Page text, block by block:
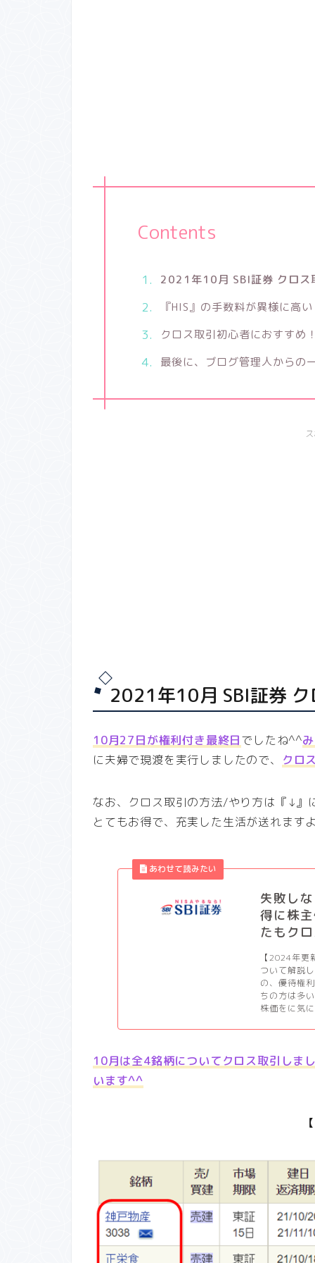
Contents
2021年10月 SBI証券 クロス
『HIS』の手数料が異様に高
クロス取引初心者におすすめ
最後に、ブログ管理人からの
2021年10月 SBI証券
10月27日が権利付き最終日でしたね^^
に夫婦で現渡を実行しましたので、 クロ
なお、クロス取引の方法/やり方は『↓
とてもお得で、充実した生活が送れます
失敗し
得に株
たもク
【2024年
ついて解説
の、優待権
ちの方は多
株価をに気
10月は全4銘柄についてクロス取引しま
います^^
【